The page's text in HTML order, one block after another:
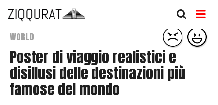
WORLD
Poster di viaggio realistici e
disillusi delle destinazioni più
famose del mondo